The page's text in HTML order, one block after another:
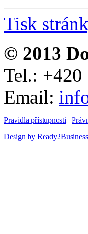
Tisk
© 2013
Tel.:
Email:
Pravidla přístupnosti |
Design by Ready2Business